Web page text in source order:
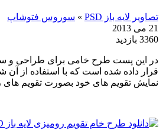
تصاویر لایه باز PSD » سوروس فتوشاپ
21 می 2013
3360 بازدید
در این پست طرح خامی برای طراحی و
قرار داده شده است که با استفاده از آن
نمایش تقویم های خود بصورت تقویم های